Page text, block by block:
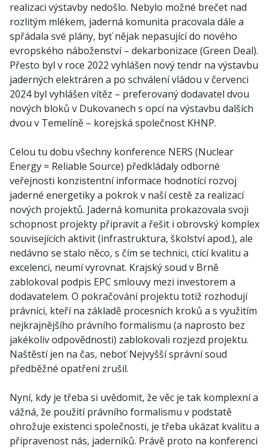
realizaci výstavby nedošlo. Nebylo možné brečet nad
rozlitým mlékem, jaderná komunita pracovala dále a
spřádala své plány, byť nějak nepasující do nového
evropského náboženství – dekarbonizace (Green Deal).
Přesto byl v roce 2022 vyhlášen nový tendr na výstavbu
jaderných elektráren a po schválení vládou v červenci
2024 byl vyhlášen vítěz – preferovaný dodavatel dvou
nových bloků v Dukovanech s opcí na výstavbu dalších
dvou v Temelíně – korejská společnost KHNP.
Celou tu dobu všechny konference NERS (Nuclear
Energy = Reliable Source) předkládaly odborné
veřejnosti konzistentní informace hodnotící rozvoj
jaderné energetiky a pokrok v naší cestě za realizací
nových projektů. Jaderná komunita prokazovala svoji
schopnost projekty připravit a řešit i obrovský komplex
souvisejících aktivit (infrastruktura, školství apod.), ale
nedávno se stalo něco, s čím se technici, ctící kvalitu a
excelenci, neumí vyrovnat. Krajský soud v Brně
zablokoval podpis EPC smlouvy mezi investorem a
dodavatelem. O pokračování projektu totiž rozhodují
právníci, kteří na základě procesních kroků a s využitím
nejkrajnějšího právního formalismu (a naprosto bez
jakékoliv odpovědnosti) zablokovali rozjezd projektu.
Naštěstí jen na čas, neboť Nejvyšší správní soud
předběžné opatření zrušil.
Nyní, kdy je třeba si uvědomit, že věc je tak komplexní a
vážná, že použití právního formalismu v podstatě
ohrožuje existenci společnosti, je třeba ukázat kvalitu a
připravenost nás, jaderníků. Právě proto na konferenci